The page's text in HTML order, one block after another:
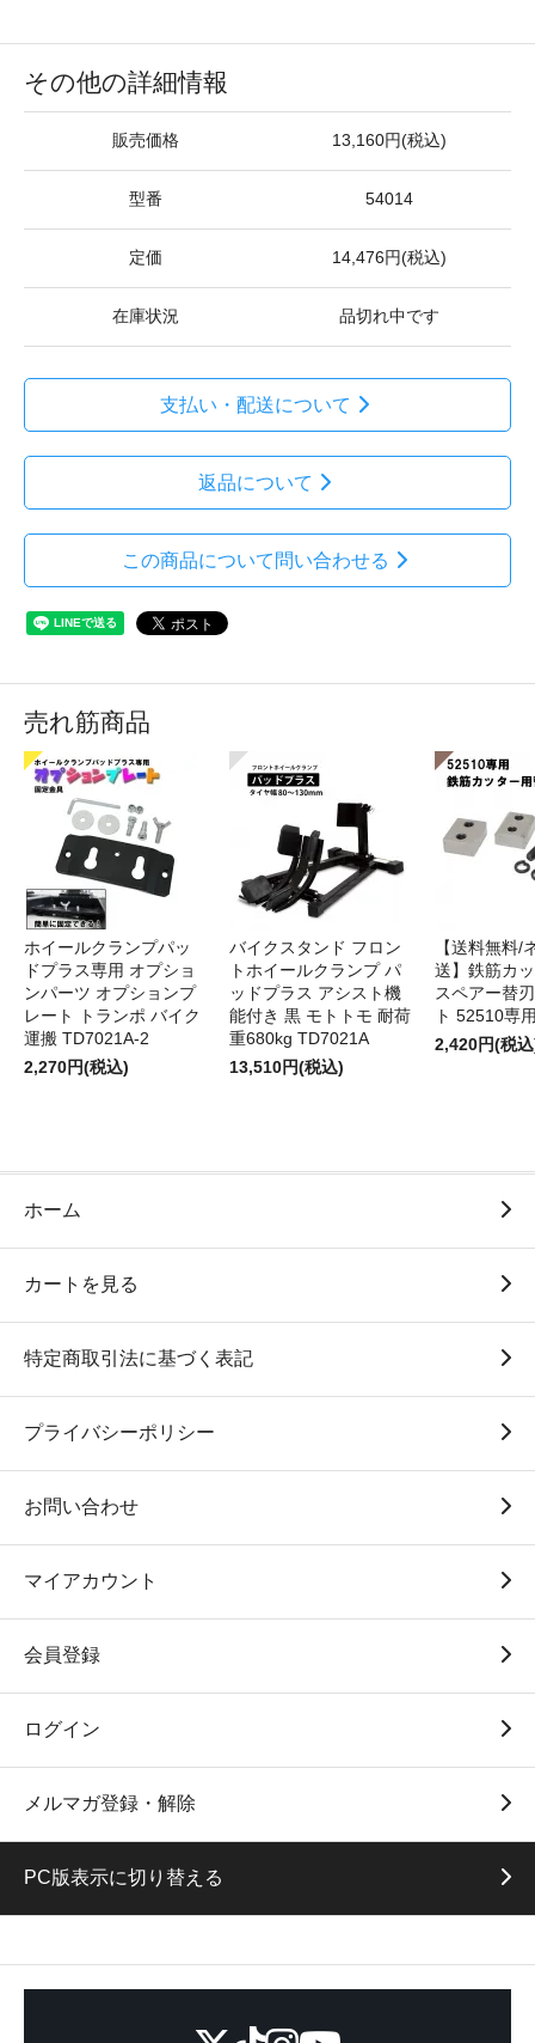
その他の詳細情報
販売価格 13,160円(税込)
型番 54014
定価 14,476円(税込)
在庫状況 品切れ中です
支払い・配送について
返品について
この商品について問い合わせる
売れ筋商品
ホイールクランプパッ
ドプラス専用 オプショ
ンパーツ オプションプ
レート トランポ バイク
運搬 TD7021A-2
2,270円(税込)
バイクスタンド フロン
トホイールクランプ パ
ッドプラス アシスト機
能付き 黒 モトトモ 耐荷
重680kg TD7021A
13,510円(税込)
【送料無料/
送】鉄筋カ
スペアー替
ト 52510専
2,420円(税
ホーム
カートを見る
特定商取引法に基づく表記
プライバシーポリシー
お問い合わせ
マイアカウント
会員登録
ログイン
メルマガ登録・解除
PC版表示に切り替える